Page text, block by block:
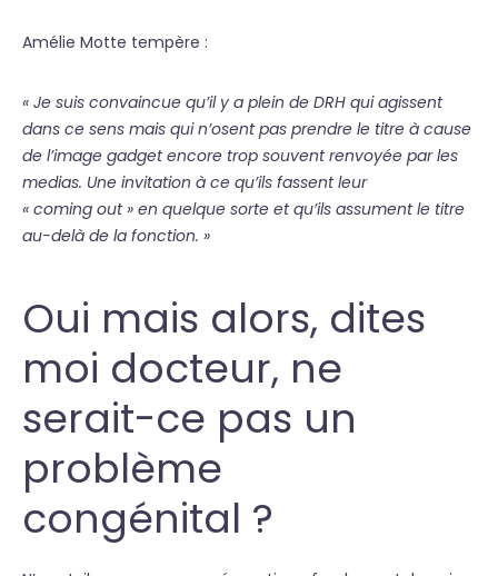
Amélie Motte tempère :
« Je suis convaincue qu’il y a plein de DRH qui agissent
dans ce sens mais qui n’osent pas prendre le titre à cause
de l’image gadget encore trop souvent renvoyée par les
medias. Une invitation à ce qu’ils fassent leur
« coming out » en quelque sorte et qu’ils assument le titre
au-delà de la fonction. »
Oui mais alors, dites
moi docteur, ne
serait-ce pas un
problème
congénital ?